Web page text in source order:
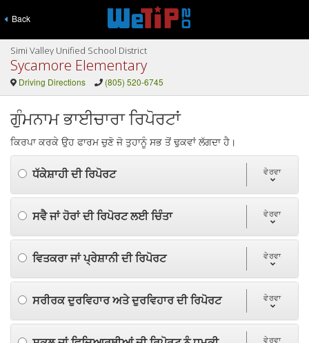
Back
Simi Valley Unified School District
Sycamore Elementary
Driving Directions (805) 520-6745
ਗੁੰਮਨਾਮ ਭਾਈਚਾਰਾ ਰਿਪੋਰਟਾਂ
ਕਿਰਪਾ ਕਰਕੇ ਉਹ ਫਾਰਮ ਚੁਣੋ ਜੋ ਤੁਹਾਨੂੰ ਸਭ ਤੋਂ ਢੁਕਵਾਂ ਲੱਗਦਾ ਹੈ।
ਧੱਕੇਸ਼ਾਹੀ ਦੀ ਰਿਪੋਰਟ ਵੇਰਵਾ
ਸਵੈ ਜਾਂ ਹੋਰਾਂ ਦੀ ਰਿਪੋਰਟ ਲਈ ਚਿੰਤਾ ਵੇਰਵਾ
ਵਿਤਕਰਾ ਜਾਂ ਪ੍ਰੇਸ਼ਾਨੀ ਦੀ ਰਿਪੋਰਟ ਵੇਰਵਾ
ਸਰੀਰਕ ਦੁਰਵਿਹਾਰ ਅਤੇ ਦੁਰਵਿਹਾਰ ਦੀ ਰਿਪੋਰਟ ਵੇਰਵਾ
ਵੇਰਵਾ